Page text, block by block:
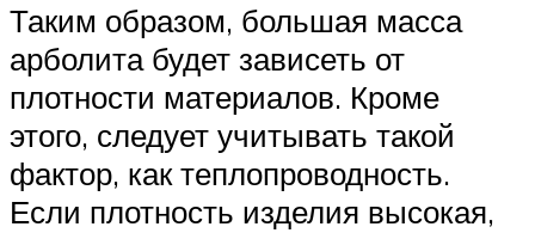
Таким образом, большая масса
арболита будет зависеть от
плотности материалов. Кроме
этого, следует учитывать такой
фактор, как теплопроводность.
Если плотность изделия высокая,